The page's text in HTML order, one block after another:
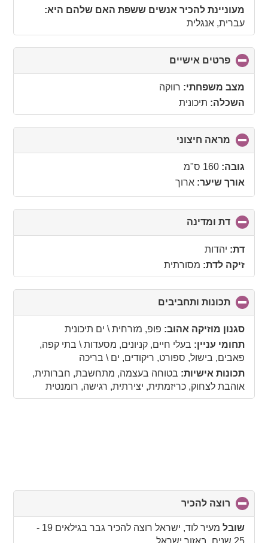
מעוניינת להכיר אנשים ששפת האם שלהם היא:
עברית, אנגלית
פרטים אישיים
to
collapse
מצב משפחתי: רווקה
השכלה: תיכונית
מראה חיצוני
to
גובה: 160 ס"מ
אורך שיער: ארוך
דת ומדינה
to
דת: יהדות
זיקה לדת: מסורתית
תכונות ותחביבים
to
collapse
סגנון מוזיקה אהוב: פופ, מזרחית \ ים תיכונית
תחומי עניין: בעלי חיים, קניונים, מסעדות \ בתי קפה,
פאבים, בישול, ספורט, ריקודים, ים \ בריכה
תכונות אישיות: בטוחה בעצמה, מתחשבת, חברותית,
אוהבת לצחוק, כריזמתית, יצירתית, רגישה, רומנטית
רוצה להכיר
to
collapse
contents
שובל
מעיר לוד, ישראל רוצה להכיר גבר בגילאים 19 -